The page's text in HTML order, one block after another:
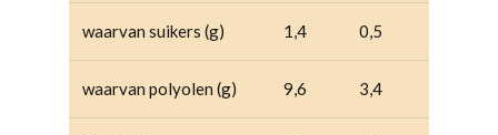
waarvan suikers (g) 1,4 0,5
waarvan polyolen (g) 9,6 3,4